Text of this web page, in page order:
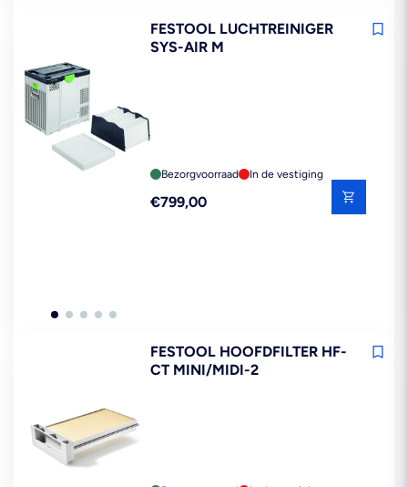
FESTOOL LUCHTREINIGER
SYS-AIR M
Bezorgvoorraad In de vestiging
Reguliere
€799,00
FESTOOL HOOFDFILTER HF-
CT MINI/MIDI-2